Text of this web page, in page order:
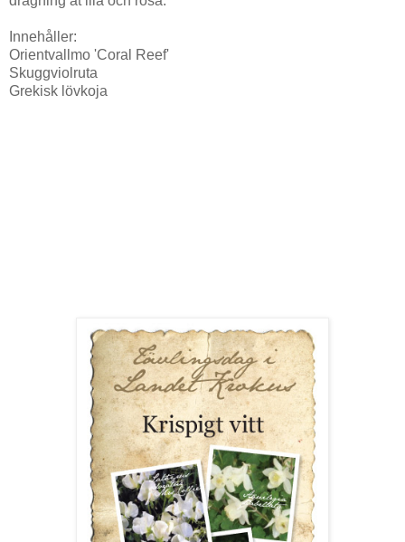
Innehåller:
Orientvallmo 'Coral Reef'
Skuggviolruta
Grekisk lövkoja